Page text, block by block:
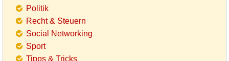
Politik
Recht & Steuern
Social Networking
Sport
Tipps & Tricks